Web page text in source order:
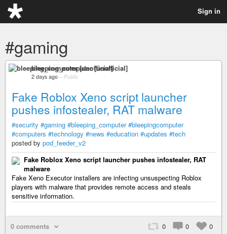
Sign in
#gaming
bleeping_computer [unofficial]
2 days ago – Public
Fake Roblox Xeno script launcher
pushes infostealer, RAT malware
#security #gaming #bleeping_computer #bleepingcomputer
#computers #technology #news #education #updates #tech
posted by pod_feeder_v2
Fake Roblox Xeno script launcher pushes infostealer, RAT
malware
Fake Xeno Executor installers are infecting unsuspecting Roblox
players with malware that provides remote access and steals
sensitive information.
0 comments 0 0 0